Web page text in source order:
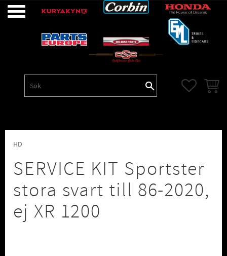
HD
SERVICE KIT Sportster
stora svart till 86-2020,
ej XR 1200